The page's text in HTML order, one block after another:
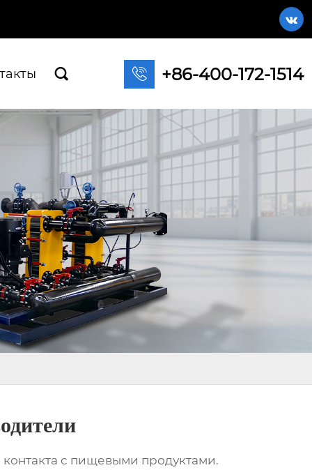

  +86-400-172-1514
с пищевыми продуктами.